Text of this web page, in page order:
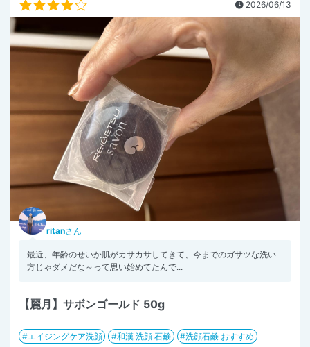
2026/06/13
ritanさん
最近、年齢のせいか肌がカサカサしてきて、今までのガサツな洗い
方じゃダメだな～って思い始めてたんで...
【麗月】サボンゴールド 50g
エイジングケア洗顔 和漢 洗顔 石鹸
洗顔石鹸 おすすめ